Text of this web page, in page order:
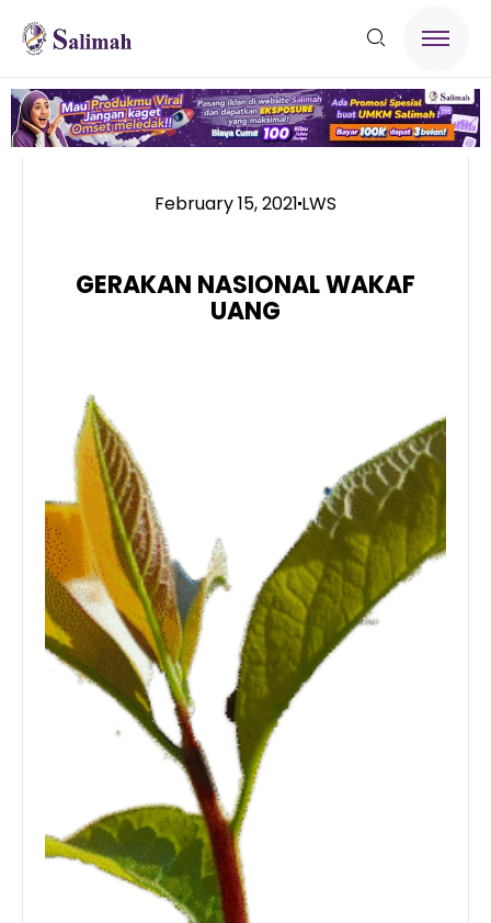
February 15, 2021 LWS
GERAKAN NASIONAL WAKAF
UANG